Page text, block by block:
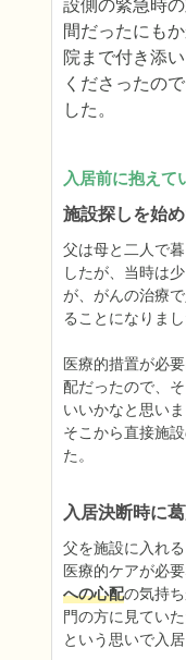
設側の緊急時
間だったにも
院まで付き添
くださったの
した。
入居前に抱えて
施設探しを始
父は母と二人で
したが、当時は
が、がんの治療
ることになりまし
医療的措置が必
配だったので、
いいかなと思い
そこから直接施
た。
入居決断時に
父を施設に入れ
医療的ケアが必
への心配の気持
門の方に見てい
という思いで入